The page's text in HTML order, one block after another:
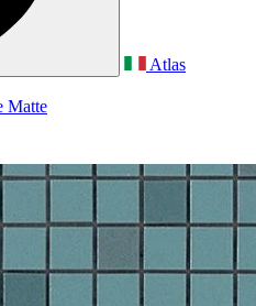
Atlas
Matte